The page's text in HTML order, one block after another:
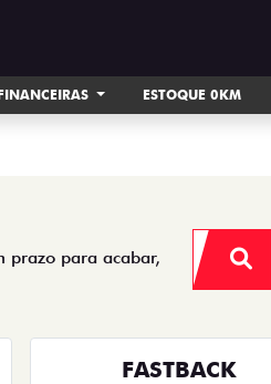
ESTOQUE 0KM
prazo para acabar,
FASTBACK